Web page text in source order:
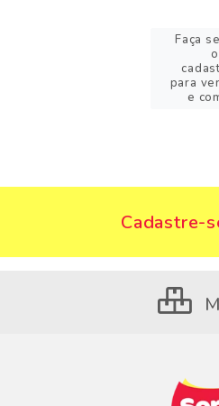
Faça
para
e
Cadastre-